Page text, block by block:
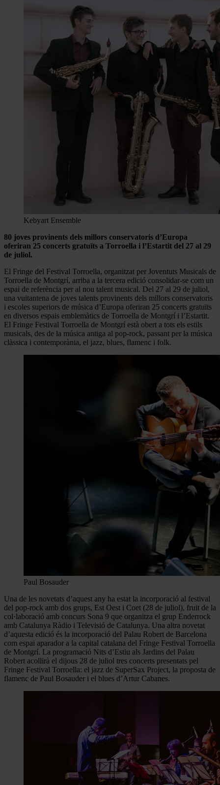
Kebyart Ensemble
80 joves provinents dels millors conservatoris d’Europa
oferiran 25 concerts gratuïts a Torroella i l’Estartit del 27 al 29
de juliol.
El Fringe del Festival Torroella, organitzat per Joventuts Musicals de
Torroella de Montgrí, arriba a la tercera edició consolidar-se com un
espai de referència per al nou talent musical. Del 27 al 29 de juliol,
una vuitantena de joves talents provinents dels millors conservatoris
i escoles superiors de música d’Europa oferiran 25 concerts gratuïts
en diversos espais emblemàtics de Torroella de Montgrí i l’Estartit.
El Fringe Festival Torroella de Montgrí està obert a tots els estils
musicals, des de la música antiga al pop-rock, passant per la música
clàssica i contemporània, el jazz, blues, flamenc i folk.
Paul Bosauder
Una de les novetats d’aquest any ha estat la incorporació al festival
del pop-rock amb dos grups, Est Oest i Coet (28 de juliol), fruit de la
col·laboració amb concurs Sona 9 que organitza el grup Enderrock
amb Catalunya Ràdio i Televisió de Catalunya. Una altra novetat
d’aquesta edició és la incorporació del Palau Robert de Barcelona
com espai aparador a la capital catalana del Fringe Festival Torroella
de Montgrí. La programació Nits d’Estiu als Jardins del Palau
Robert acollirà el dijous 28 de juliol tres concerts presentats pel
Fringe Festival Torroella: el jazz de SuperSax Project, la proposta de
flamenc de Paul Bosauder i el blues d’Artur Cabanes.